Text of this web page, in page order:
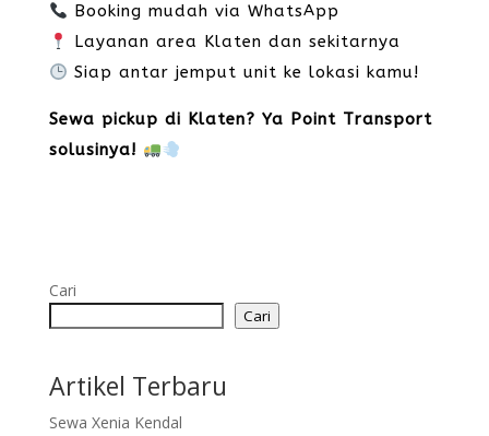
Booking mudah via WhatsApp
Layanan area Klaten dan sekitarnya
Siap antar jemput unit ke lokasi kamu!
Sewa pickup di Klaten? Ya Point Transport
solusinya!
Cari
Cari
Artikel Terbaru
Sewa Xenia Kendal